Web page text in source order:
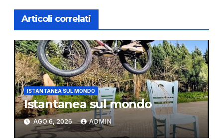
Articoli correlati
ISTANTANEA SUL MONDO
Istantanea sul mondo
AGO 6, 2026 ADMIN